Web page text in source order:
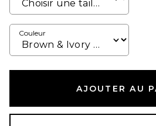
Couleur
AJOUTER AU